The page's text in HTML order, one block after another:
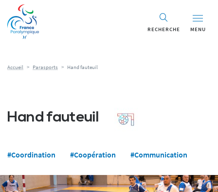
RECHERCHE MENU
Accueil > Parasports > Hand fauteuil
Hand fauteuil
#Coordination #Coopération #Communication
Panneau de gestion des cookies